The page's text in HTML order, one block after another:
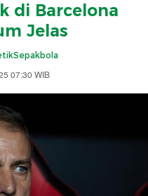
di Barcelona
Jelas
07:30 WIB